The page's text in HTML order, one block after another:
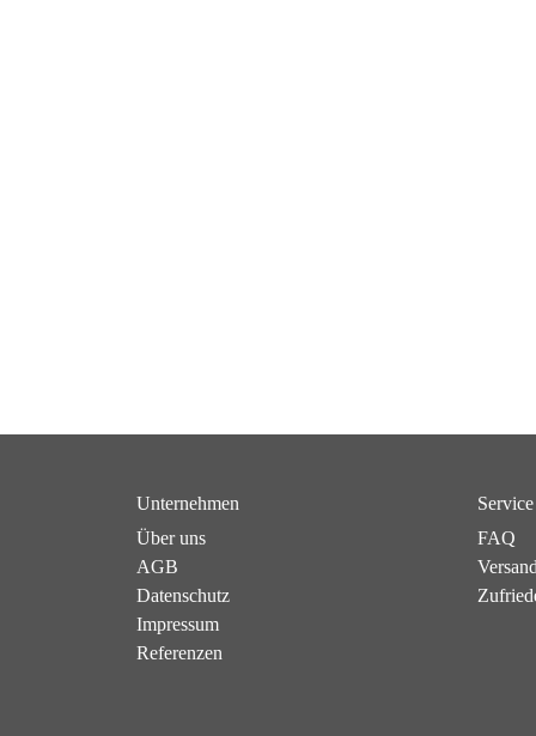
Unternehmen
Über uns
AGB
Datenschutz
Impressum
Referenzen
FAQ